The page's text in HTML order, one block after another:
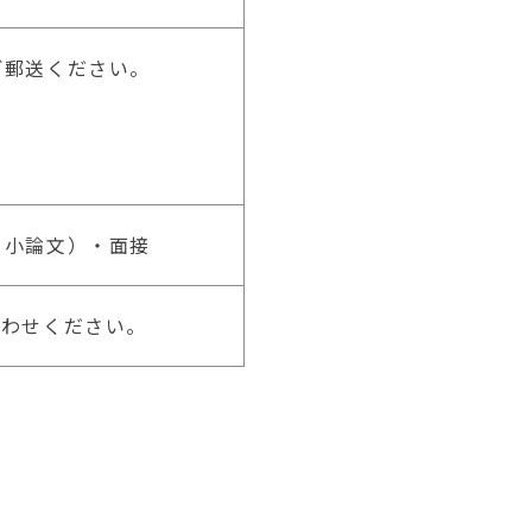
送ください。
論文）・面接
せください。